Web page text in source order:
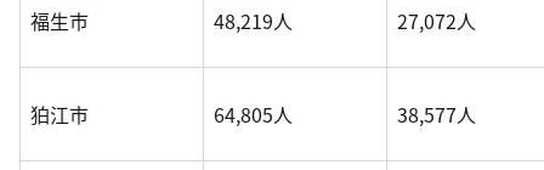
福生市 48,219人 27,072人
狛江市 64,805人 38,577人